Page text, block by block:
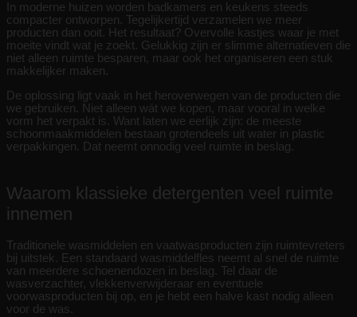
In moderne huizen worden badkamers en keukens steeds
compacter ontworpen. Tegelijkertijd verzamelen we meer
producten dan ooit. Het resultaat? Overvolle kastjes waar je met
moeite vindt wat je zoekt. Gelukkig zijn er slimme alternatieven die
niet alleen ruimte besparen, maar ook het organiseren een stuk
makkelijker maken.
De oplossing ligt vaak in het heroverwegen van de producten die
we gebruiken. Niet alleen wát we kopen, maar vooral in welke
vorm het verpakt is. Want laten we eerlijk zijn: de meeste
schoonmaakmiddelen bestaan grotendeels uit water in plastic
verpakkingen. Dat neemt onnodig veel ruimte in beslag.
Waarom klassieke detergenten veel ruimte
innemen
Traditionele wasmiddelen en vaatwasproducten zijn ruimtevreters
bij uitstek. Een standaard wasmiddelfles neemt al snel de ruimte
van meerdere schoenendozen in beslag. Tel daar de
wasverzachter, vlekkenverwijderaar en eventuele
voorwasproducten bij op, en je hebt een halve kast nodig alleen
voor de was.